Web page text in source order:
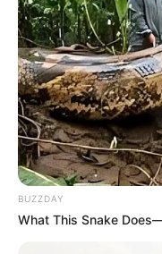
Ambyar! 10
Pakai Bahasa
Galau Abis
BUZZDAY
What This Snake